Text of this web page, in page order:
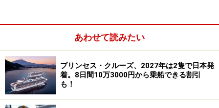
■サン・プリンセスの特徴と楽しみ方
あわせて読みたい
プリンセス・クルーズ、2027年は2隻で日本発
着。8日間10万3000円から乗船できる割引
も！